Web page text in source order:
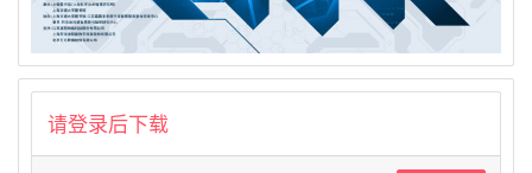
请登录后下载